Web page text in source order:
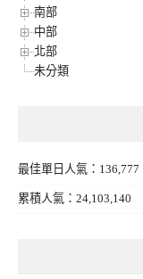
南部
中部
北部
未分類
最佳單日人氣：136,777
累積人氣：24,103,140